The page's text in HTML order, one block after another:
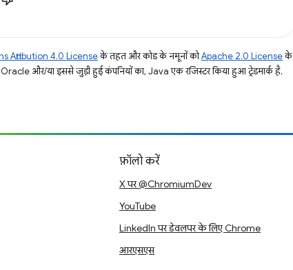
Attribution 4.0 Licenseके तहत और कोड के नमूनों कोApache 2.0 Licenseके
और/या इससे जुड़ी हुई कंपनियों का, Java एक रजिस्टर किया हुआ ट्रेडमार्क है.
फ़ॉलो करें
X पर @ChromiumDev
YouTube
LinkedIn पर डेवलपर के लिए Chrome
आरएसएस